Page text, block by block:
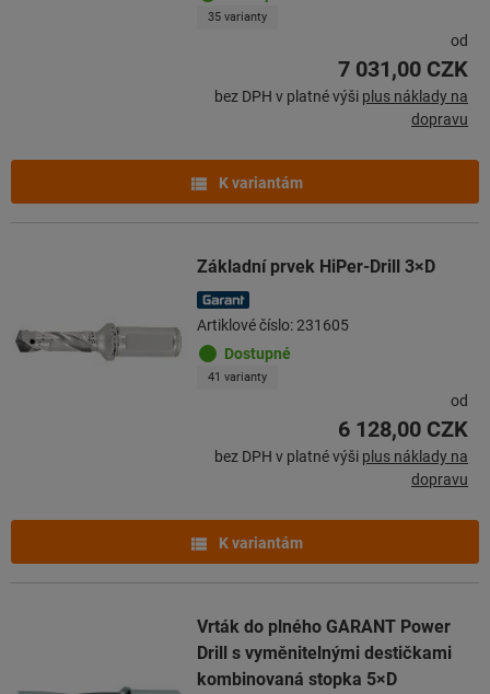
35 varianty
od
7 031,00 CZK
bez DPH v platné výši plus náklady na
dopravu
K variantám
Základní prvek HiPer-Drill 3×D
Artiklové číslo: 231605
Dostupné
41 varianty
od
6 128,00 CZK
bez DPH v platné výši plus náklady na
dopravu
K variantám
Vrták do plného GARANT Power
Drill s vyměnitelnými destičkami
kombinovaná stopka 5×D